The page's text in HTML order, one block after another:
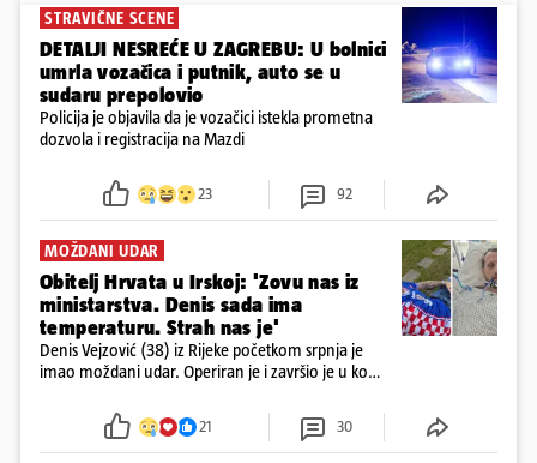
STRAVIČNE SCENE
DETALJI NESREĆE U ZAGREBU: U bolnici
umrla vozačica i putnik, auto se u
sudaru prepolovio
Policija je objavila da je vozačici istekla prometna
dozvola i registracija na Mazdi
23 92
MOŽDANI UDAR
Obitelj Hrvata u Irskoj: 'Zovu nas iz
ministarstva. Denis sada ima
temperaturu. Strah nas je'
Denis Vejzović (38) iz Rijeke početkom srpnja je
imao moždani udar. Operiran je i završio je u komi.
tamošnji liječnici ne vjeruju u oporavak: 'Imamo
21 30